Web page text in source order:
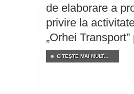
de elaborare a
privire la
„Orhei
CITEŞTE MAI MULT...